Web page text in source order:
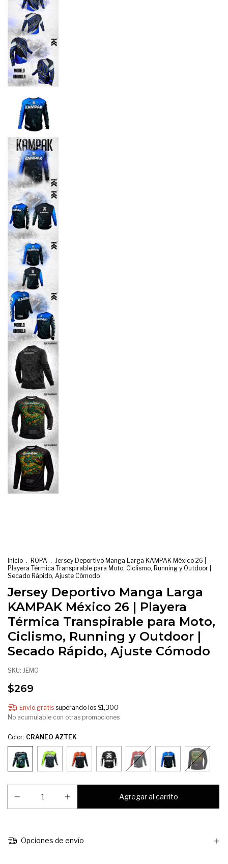
Inicio . ROPA . Jersey Deportivo Manga Larga KAMPAK México 26 |
Playera Térmica Transpirable para Moto, Ciclismo, Running y Outdoor |
Secado Rápido, Ajuste Cómodo
Jersey Deportivo Manga Larga
KAMPAK México 26 | Playera
Térmica Transpirable para Moto,
Ciclismo, Running y Outdoor |
Secado Rápido, Ajuste Cómodo
SKU: JEMO
$269
Envío gratis superando los $1,300
No acumulable con otras promociones
Color: CRANEO AZTEK
Opciones de envío